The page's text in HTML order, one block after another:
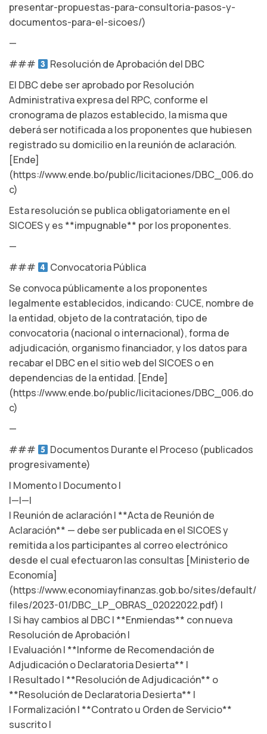
presentar-propuestas-para-consultoria-pasos-y-
documentos-para-el-sicoes/)
—
###
Resolución de Aprobación del DBC
El DBC debe ser aprobado por Resolución
Administrativa expresa del RPC, conforme el
cronograma de plazos establecido, la misma que
deberá ser notificada a los proponentes que hubiesen
registrado su domicilio en la reunión de aclaración.
[Ende]
(https://www.ende.bo/public/licitaciones/DBC_006.do
c)
Esta resolución se publica obligatoriamente en el
SICOES y es **impugnable** por los proponentes.
—
###
Convocatoria Pública
Se convoca públicamente a los proponentes
legalmente establecidos, indicando: CUCE, nombre de
la entidad, objeto de la contratación, tipo de
convocatoria (nacional o internacional), forma de
adjudicación, organismo financiador, y los datos para
recabar el DBC en el sitio web del SICOES o en
dependencias de la entidad. [Ende]
(https://www.ende.bo/public/licitaciones/DBC_006.do
c)
—
###
Documentos Durante el Proceso (publicados
progresivamente)
| Momento | Documento |
|—|—|
| Reunión de aclaración | **Acta de Reunión de
Aclaración** — debe ser publicada en el SICOES y
remitida a los participantes al correo electrónico
desde el cual efectuaron las consultas [Ministerio de
Economía]
(https://www.economiayfinanzas.gob.bo/sites/default/
files/2023-01/DBC_LP_OBRAS_02022022.pdf) |
| Si hay cambios al DBC | **Enmiendas** con nueva
Resolución de Aprobación |
| Evaluación | **Informe de Recomendación de
Adjudicación o Declaratoria Desierta** |
| Resultado | **Resolución de Adjudicación** o
**Resolución de Declaratoria Desierta** |
| Formalización | **Contrato u Orden de Servicio**
suscrito |